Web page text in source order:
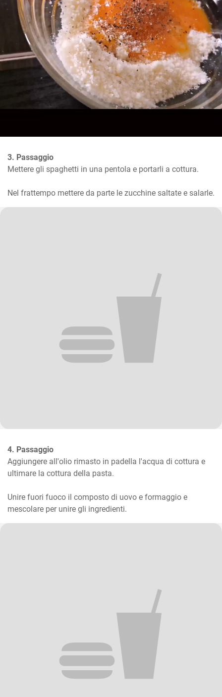
3. Passaggio
Mettere gli spaghetti in una pentola e portarli a cottura.
Nel frattempo mettere da parte le zucchine saltate e salarle.
4. Passaggio
Aggiungere all'olio rimasto in padella l'acqua di cottura e
ultimare la cottura della pasta.
Unire fuori fuoco il composto di uovo e formaggio e
mescolare per unire gli ingredienti.